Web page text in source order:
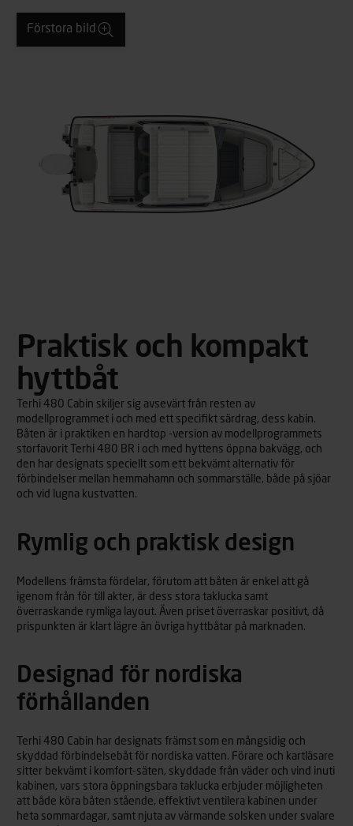
Förstora bild
Praktisk och kompakt
hyttbåt
Terhi 480 Cabin skiljer sig avsevärt från resten av
modellprogrammet i och med ett specifikt särdrag, dess kabin.
Båten är i praktiken en hardtop -version av modellprogrammets
storfavorit Terhi 480 BR i och med hyttens öppna bakvägg, och
den har designats speciellt som ett bekvämt alternativ för
förbindelser mellan hemmahamn och sommarställe, både på sjöar
och vid lugna kustvatten.
Rymlig och praktisk design
Modellens främsta fördelar, förutom att båten är enkel att gå
igenom från för till akter, är dess stora taklucka samt
överraskande rymliga layout. Även priset överraskar positivt, då
prispunkten är klart lägre än övriga hyttbåtar på marknaden.
Designad för nordiska
förhållanden
Terhi 480 Cabin har designats främst som en mångsidig och
skyddad förbindelsebåt för nordiska vatten. Förare och kartläsare
sitter bekvämt i komfort-säten, skyddade från väder och vind inuti
kabinen, vars stora öppningsbara taklucka erbjuder möjligheten
att både köra båten stående, effektivt ventilera kabinen under
heta sommardagar, samt njuta av värmande solsken under svalare